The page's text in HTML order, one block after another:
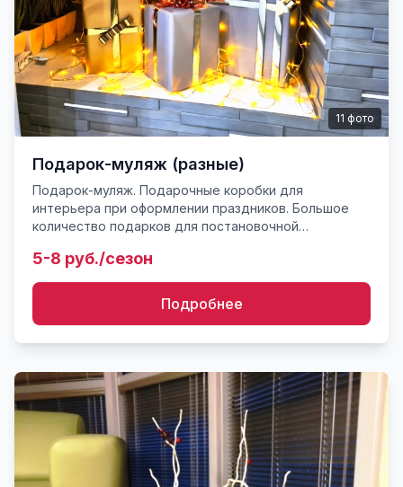
11 фото
Подарок-муляж (разные)
Подарок-муляж. Подарочные коробки для
интерьера при оформлении праздников. Большое
количество подарков для постановочной
одноразмерные и разноразмерные ко...
5-8 руб./сезон
Подробнее